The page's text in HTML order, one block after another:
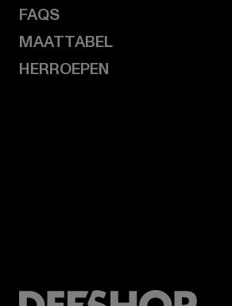
FAQS
MAATTABEL
HERROEPEN